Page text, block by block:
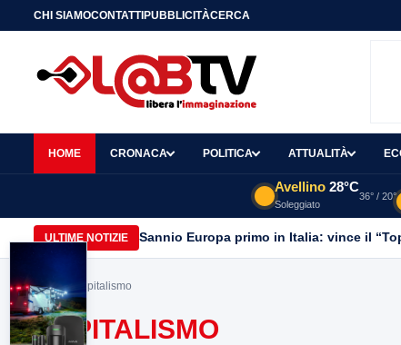
CHI SIAMOCONTATTIPUBBLICITÀCERCA
HOME CRONACA POLITICA ATTUALITÀ
Avellino 28°C
Soleggiato
36° / 20°
ULTIME NOTIZIE Sannio Europa primo in Italia: vince il
Home> capitalismo
CAPITALISMO